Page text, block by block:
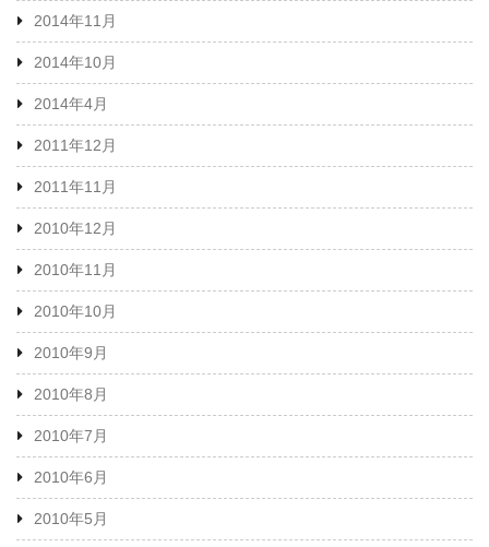
2014年11月
2014年10月
2014年4月
2011年12月
2011年11月
2010年12月
2010年11月
2010年10月
2010年9月
2010年8月
2010年7月
2010年6月
2010年5月